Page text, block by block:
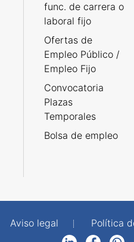
func. de carrera o
laboral fijo
Ofertas de
Empleo Público /
Empleo Fijo
Convocatoria
Plazas
Temporales
Bolsa de empleo
Aviso legal Política